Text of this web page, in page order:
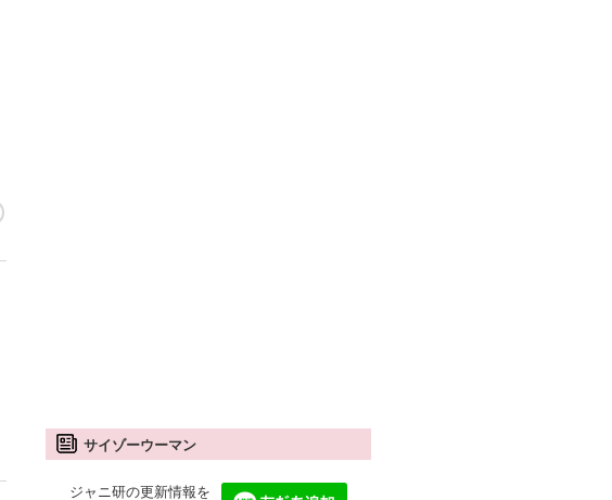
サイゾーウーマン
ジャニ研の更新情報を